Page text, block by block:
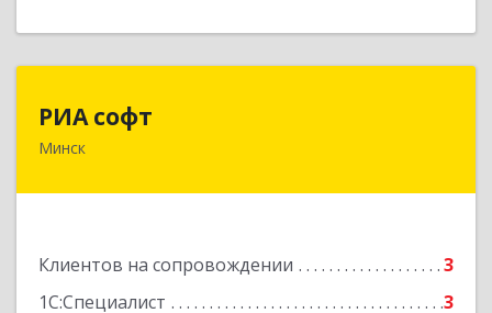
РИА софт
Минск
Клиентов на сопровождении
3
1С:Специалист
3
220040, г.Минск, ул.М.Богдановича, д.155, офис